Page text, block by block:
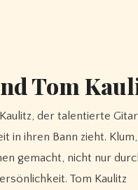
Tom
in ihren Bann zieht. Klum,
gemacht, nicht nur
Tom Kaulitz